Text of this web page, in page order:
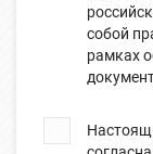
собой
рамках